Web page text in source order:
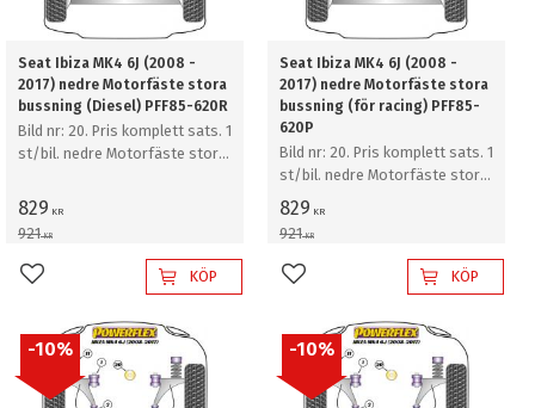
Seat Ibiza MK4 6J (2008 -
2017) nedre Motorfäste stora
bussning (Diesel) PFF85-620R
Bild nr: 20. Pris komplett sats. 1
st/bil. nedre Motorfäste stora
829 KR
921KR
Lägg till i favoriterKÖP
Seat Ibiza MK4 6J (2008 -
2017) nedre Motorfäste stora
bussning (för racing) PFF85-
620P
Bild nr: 20. Pris komplett sats. 1
st/bil. nedre Motorfäste stora
bussning (för racing)
829 KR
921KR
Lägg till i favoriterKÖP
10% 10%